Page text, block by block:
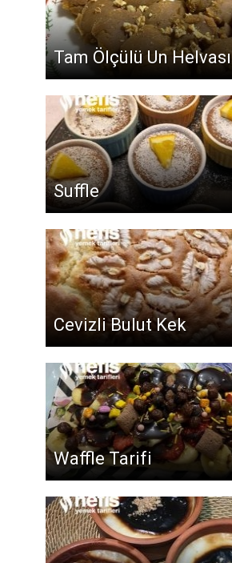
Tam Ölçülü Un Helvası
Suffle
Cevizli Bulut Kek
Waffle Tarifi